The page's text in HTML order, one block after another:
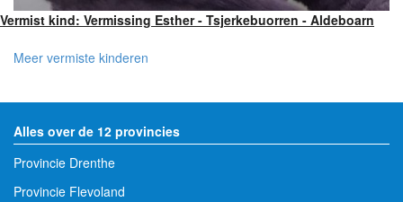
Vermist kind: Vermissing Esther - Tsjerkebuorren - Aldeboarn
Meer vermiste kinderen
Alles over de 12 provincies
Provincie Drenthe
Provincie Flevoland